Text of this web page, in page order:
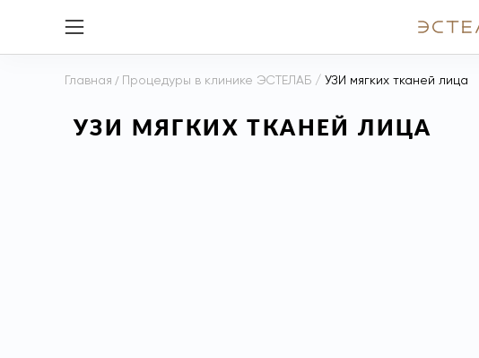
Главная / Процедуры в клинике ЭСТЕЛАБ / УЗИ мягких тканей лица
УЗИ МЯГКИХ ТКАНЕЙ ЛИЦА